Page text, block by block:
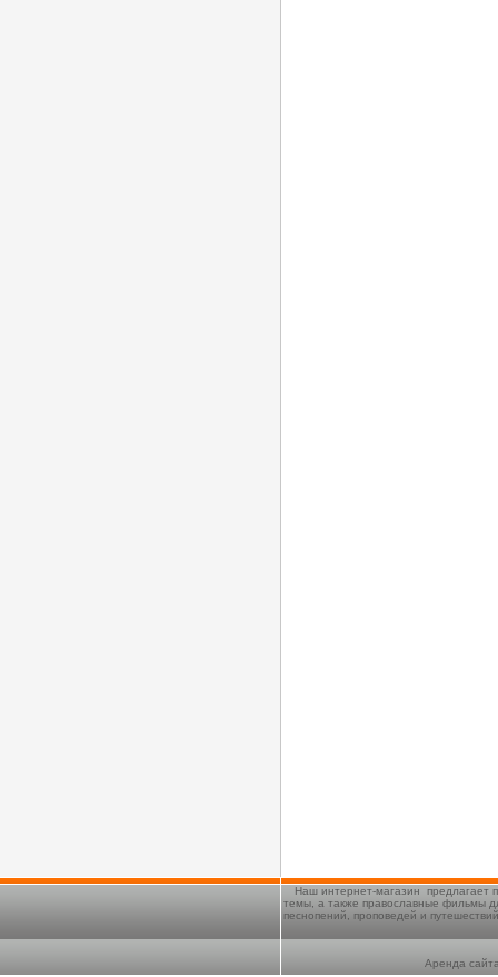
Наш интернет-магазин предлагает
темы, а также православные фильмы
песнопений, проповедей и
Аренда